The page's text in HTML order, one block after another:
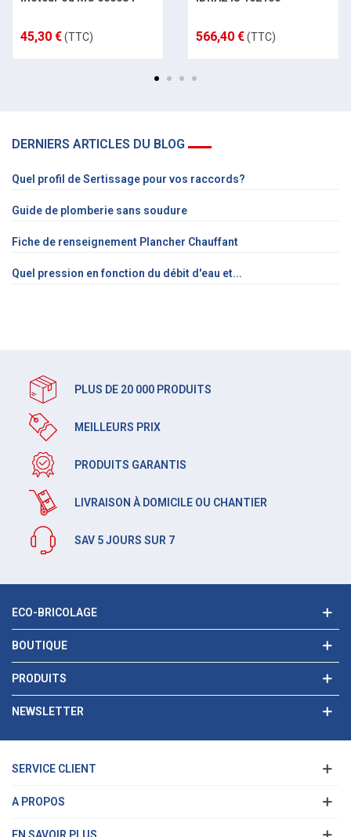
45,30 €(TTC) 566,40 €(TTC)
DERNIERS ARTICLES DU BLOG
Quel profil de Sertissage pour vos raccords?
Guide de plomberie sans soudure
Fiche de renseignement Plancher Chauffant
Quel pression en fonction du débit d'eau et...
PLUS DE 20 000 PRODUITS
MEILLEURS PRIX
PRODUITS GARANTIS
LIVRAISON À DOMICILE OU CHANTIER
SAV 5 JOURS SUR 7
ECO-BRICOLAGE
BOUTIQUE
PRODUITS
NEWSLETTER
SERVICE CLIENT
A PROPOS
EN SAVOIR PLUS